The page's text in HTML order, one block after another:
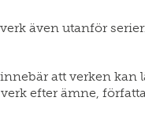
även utanför
att verken
efter ämne,